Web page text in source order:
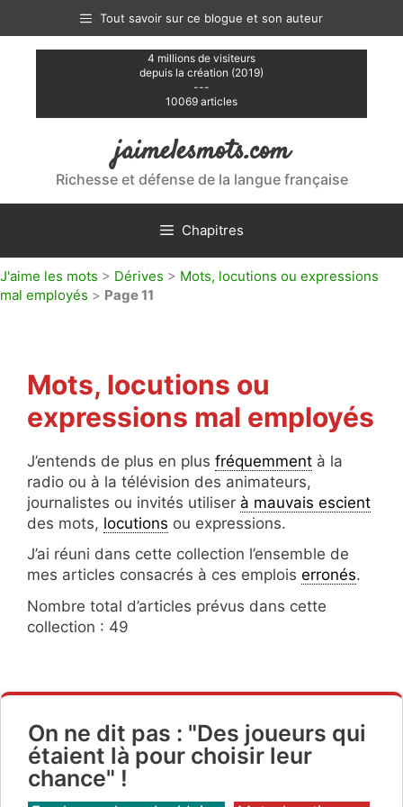
contenu
Tout savoir sur ce blogue et son auteur
4 millions de visiteurs
depuis la création (2019)
---
10069 articles
jaimelesmots.com
Richesse et défense de la langue française
Chapitres
J'aime les mots > Dérives > Mots, locutions ou expressions
mal employés > Page 11
Mots, locutions ou
expressions mal employés
J’entends de plus en plus fréquemment à la
radio ou à la télévision des animateurs,
journalistes ou invités utiliser à mauvais escient
des mots, locutions ou expressions.
J’ai réuni dans cette collection l’ensemble de
mes articles consacrés à ces emplois erronés.
Nombre total d’articles prévus dans cette
collection : 49
On ne dit pas : "Des joueurs qui
étaient là pour choisir leur
chance" !